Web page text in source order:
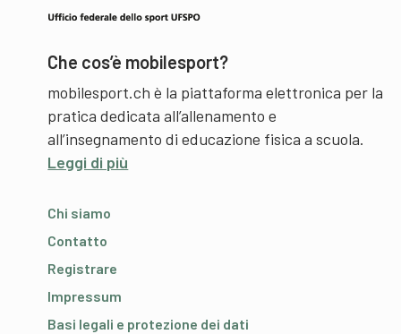
Che cos’è mobilesport?
mobilesport.ch è la piattaforma elettronica per la
pratica dedicata all’allenamento e
all’insegnamento di educazione fisica a scuola.
Leggi di più
Chi siamo
Contatto
Registrare
Impressum
Basi legali e protezione dei dati